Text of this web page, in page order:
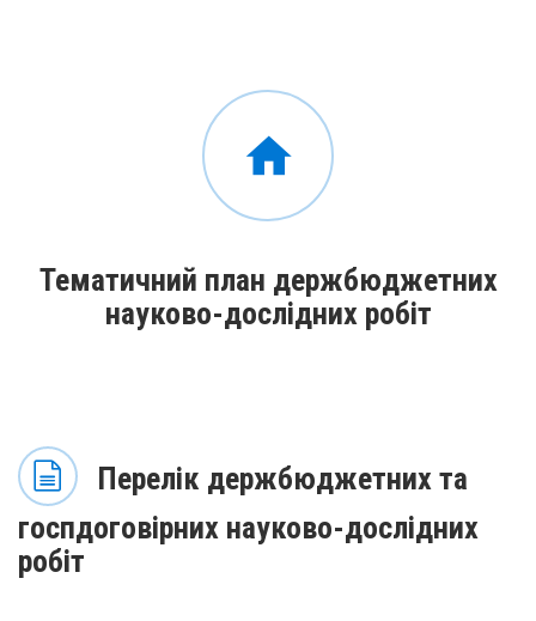
Тематичний план держбюджетних
науково-дослідних робіт
Перелік держбюджетних та
госпдоговірних науково-дослідних
робіт